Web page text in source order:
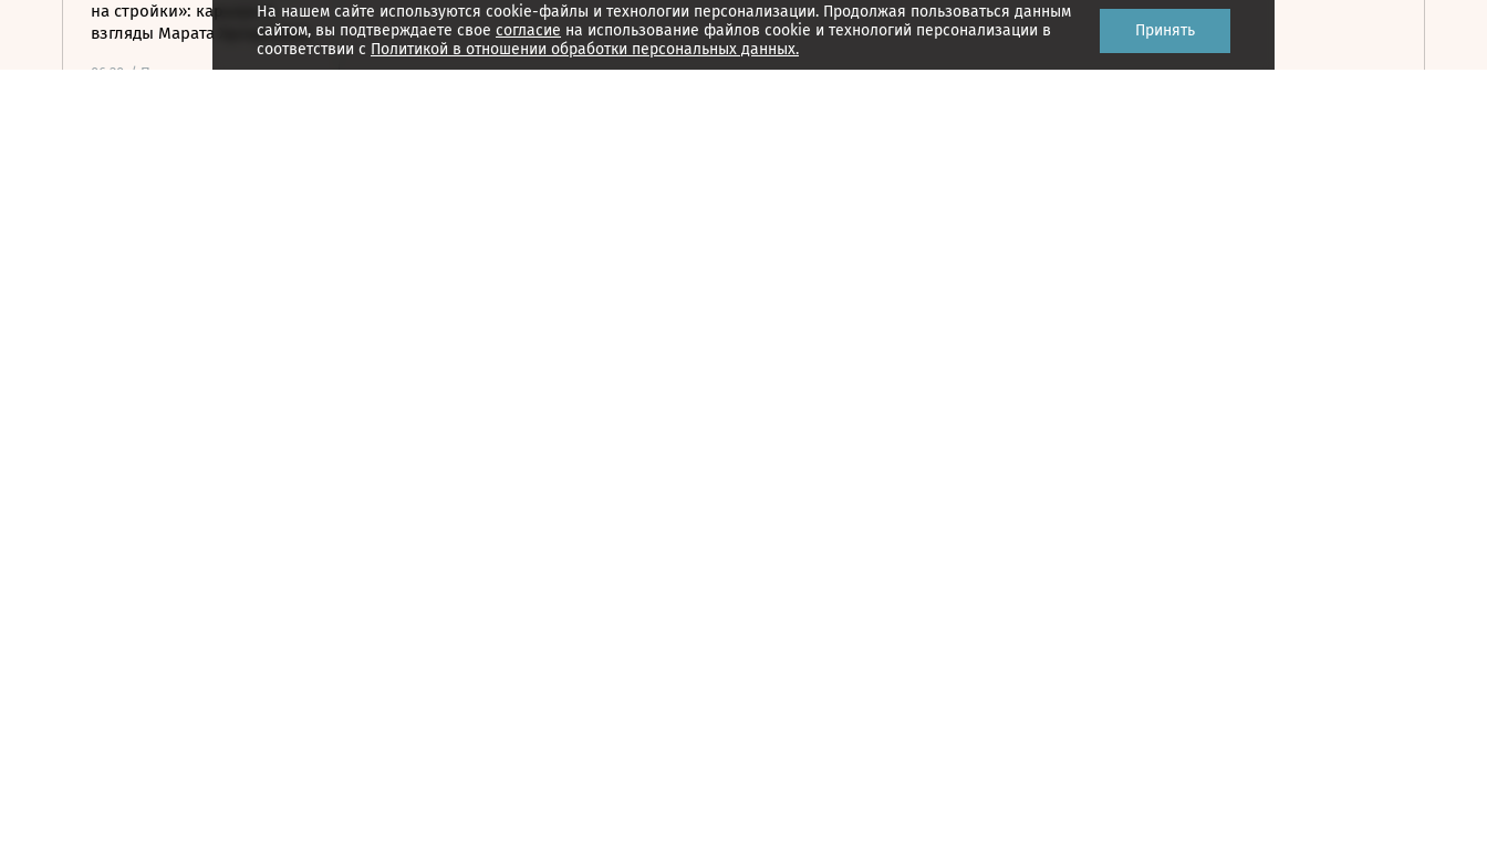
на стройки»: карьера и
взгляды Марата Хуснуллина
06:20 / Политика
На нашем сайте используются cookie-файлы и технологии персонализации. Продолжая пользоваться данным
сайтом, вы подтверждаете свое согласие на использование файлов cookie и технологий персонализации в
соответствии с Политикой в отношении обработки персональных данных.
Принять